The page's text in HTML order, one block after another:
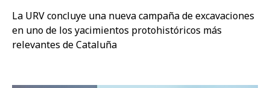
La URV concluye una nueva campaña de excavaciones
en uno de los yacimientos protohistóricos más
relevantes de Cataluña